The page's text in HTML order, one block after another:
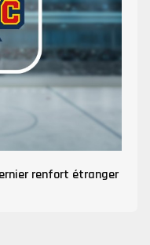
renfort étranger